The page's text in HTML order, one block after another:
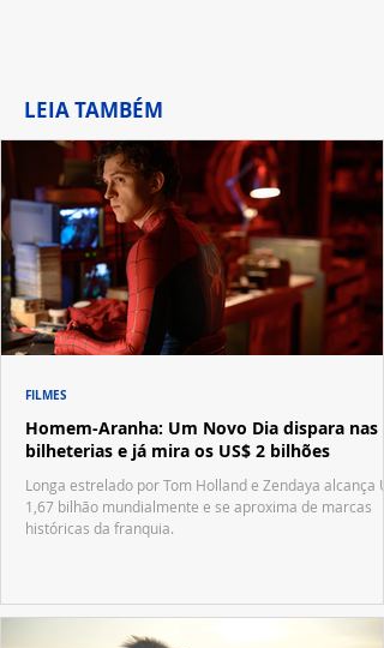
LEIA TAMBÉM
Homem-Aranha: Um Novo Dia dispara nas
bilheterias e já mira os US$ 2 bilhões
Longa estrelado por Tom Holland e Zendaya alcança
1,67 bilhão mundialmente e se aproxima de marcas
históricas da franquia.
FILMES